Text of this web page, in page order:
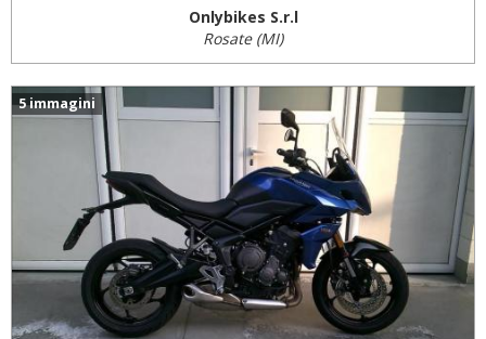
Onlybikes S.r.l
Rosate (MI)
5 immagini